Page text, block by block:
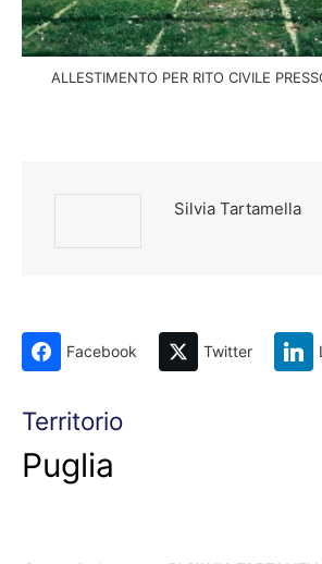
ALLESTIMENTO PER RITO CIVILE
Silvia Tartamella
Facebook Twitter
Territorio
Puglia